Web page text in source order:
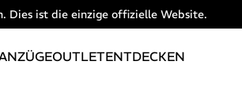
Dies ist die einzige offizielle Website.
OUTLETENTDECKEN